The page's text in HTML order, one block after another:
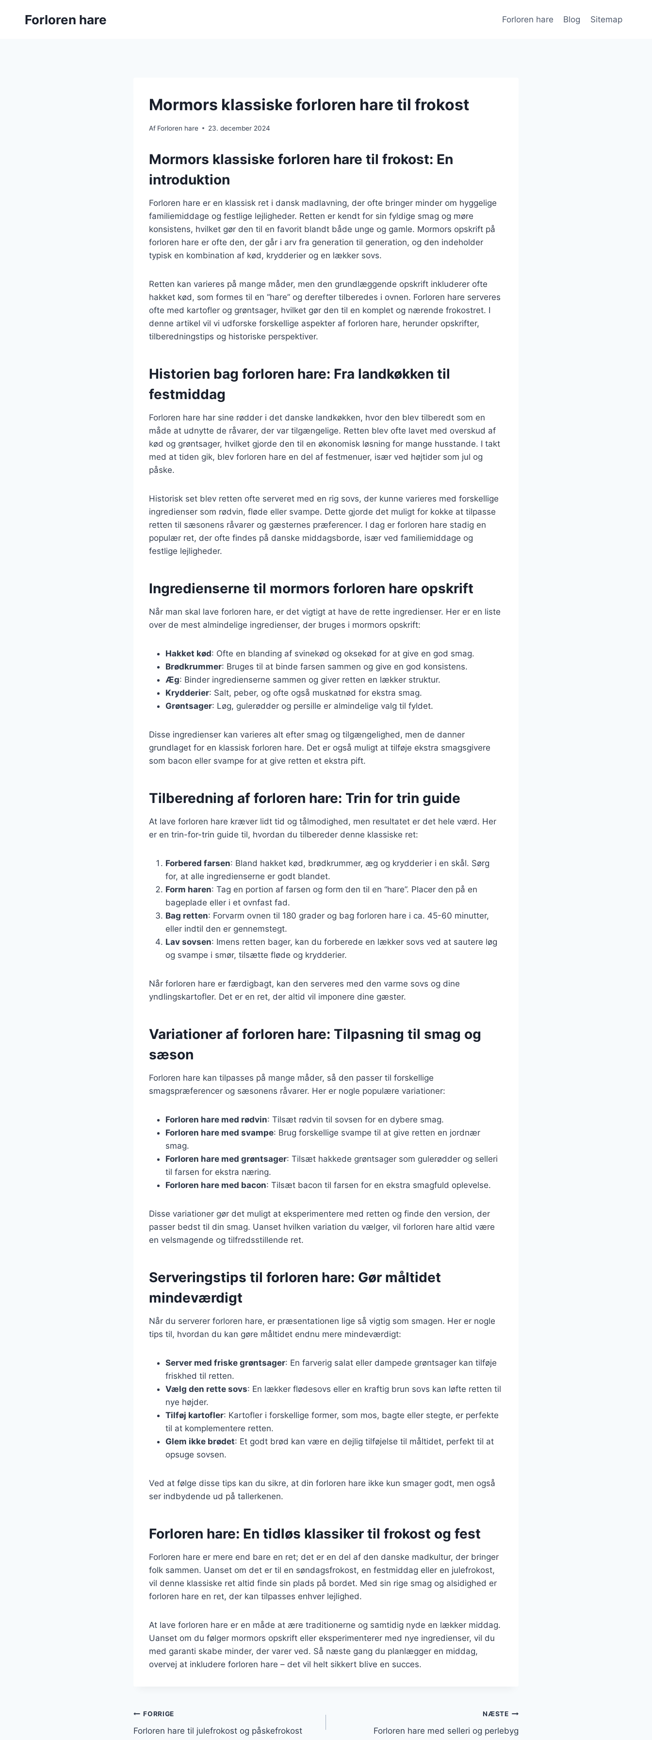
Forloren hare Forloren hare Blog Sitemap
Mormors klassiske forloren hare til frokost
Af Forloren hare 23. december 2024
Mormors klassiske forloren hare til frokost: En
introduktion
Forloren hare er en klassisk ret i dansk madlavning, der ofte bringer minder om hyggelige
familiemiddage og festlige lejligheder. Retten er kendt for sin fyldige smag og møre
konsistens, hvilket gør den til en favorit blandt både unge og gamle. Mormors opskrift på
forloren hare er ofte den, der går i arv fra generation til generation, og den indeholder
typisk en kombination af kød, krydderier og en lækker sovs.
Retten kan varieres på mange måder, men den grundlæggende opskrift inkluderer ofte
hakket kød, som formes til en “hare” og derefter tilberedes i ovnen. Forloren hare serveres
ofte med kartofler og grøntsager, hvilket gør den til en komplet og nærende frokostret. I
denne artikel vil vi udforske forskellige aspekter af forloren hare, herunder opskrifter,
tilberedningstips og historiske perspektiver.
Historien bag forloren hare: Fra landkøkken til
festmiddag
Forloren hare har sine rødder i det danske landkøkken, hvor den blev tilberedt som en
måde at udnytte de råvarer, der var tilgængelige. Retten blev ofte lavet med overskud af
kød og grøntsager, hvilket gjorde den til en økonomisk løsning for mange husstande. I takt
med at tiden gik, blev forloren hare en del af festmenuer, især ved højtider som jul og
påske.
Historisk set blev retten ofte serveret med en rig sovs, der kunne varieres med forskellige
ingredienser som rødvin, fløde eller svampe. Dette gjorde det muligt for kokke at tilpasse
retten til sæsonens råvarer og gæsternes præferencer. I dag er forloren hare stadig en
populær ret, der ofte findes på danske middagsborde, især ved familiemiddage og
festlige lejligheder.
Ingredienserne til mormors forloren hare opskrift
Når man skal lave forloren hare, er det vigtigt at have de rette ingredienser. Her er en liste
over de mest almindelige ingredienser, der bruges i mormors opskrift:
Hakket kød: Ofte en blanding af svinekød og oksekød for at give en god smag.
Brødkrummer: Bruges til at binde farsen sammen og give en god konsistens.
Æg: Binder ingredienserne sammen og giver retten en lækker struktur.
Krydderier: Salt, peber, og ofte også muskatnød for ekstra smag.
Grøntsager: Løg, gulerødder og persille er almindelige valg til fyldet.
Disse ingredienser kan varieres alt efter smag og tilgængelighed, men de danner
grundlaget for en klassisk forloren hare. Det er også muligt at tilføje ekstra smagsgivere
som bacon eller svampe for at give retten et ekstra pift.
Tilberedning af forloren hare: Trin for trin guide
At lave forloren hare kræver lidt tid og tålmodighed, men resultatet er det hele værd. Her
er en trin-for-trin guide til, hvordan du tilbereder denne klassiske ret:
Forbered farsen: Bland hakket kød, brødkrummer, æg og krydderier i en skål. Sørg
for, at alle ingredienserne er godt blandet.
Form haren: Tag en portion af farsen og form den til en “hare”. Placer den på en
bageplade eller i et ovnfast fad.
Bag retten: Forvarm ovnen til 180 grader og bag forloren hare i ca. 45-60 minutter,
eller indtil den er gennemstegt.
Lav sovsen: Imens retten bager, kan du forberede en lækker sovs ved at sautere løg
og svampe i smør, tilsætte fløde og krydderier.
Når forloren hare er færdigbagt, kan den serveres med den varme sovs og dine
yndlingskartofler. Det er en ret, der altid vil imponere dine gæster.
Variationer af forloren hare: Tilpasning til smag og
sæson
Forloren hare kan tilpasses på mange måder, så den passer til forskellige
smagspræferencer og sæsonens råvarer. Her er nogle populære variationer:
Forloren hare med rødvin: Tilsæt rødvin til sovsen for en dybere smag.
Forloren hare med svampe: Brug forskellige svampe til at give retten en jordnær
smag.
Forloren hare med grøntsager: Tilsæt hakkede grøntsager som gulerødder og selleri
til farsen for ekstra næring.
Forloren hare med bacon: Tilsæt bacon til farsen for en ekstra smagfuld oplevelse.
Disse variationer gør det muligt at eksperimentere med retten og finde den version, der
passer bedst til din smag. Uanset hvilken variation du vælger, vil forloren hare altid være
en velsmagende og tilfredsstillende ret.
Serveringstips til forloren hare: Gør måltidet
mindeværdigt
Når du serverer forloren hare, er præsentationen lige så vigtig som smagen. Her er nogle
tips til, hvordan du kan gøre måltidet endnu mere mindeværdigt:
Server med friske grøntsager: En farverig salat eller dampede grøntsager kan tilføje
friskhed til retten.
Vælg den rette sovs: En lækker flødesovs eller en kraftig brun sovs kan løfte retten til
nye højder.
Tilføj kartofler: Kartofler i forskellige former, som mos, bagte eller stegte, er perfekte
til at komplementere retten.
Glem ikke brødet: Et godt brød kan være en dejlig tilføjelse til måltidet, perfekt til at
opsuge sovsen.
Ved at følge disse tips kan du sikre, at din forloren hare ikke kun smager godt, men også
ser indbydende ud på tallerkenen.
Forloren hare: En tidløs klassiker til frokost og fest
Forloren hare er mere end bare en ret; det er en del af den danske madkultur, der bringer
folk sammen. Uanset om det er til en søndagsfrokost, en festmiddag eller en julefrokost,
vil denne klassiske ret altid finde sin plads på bordet. Med sin rige smag og alsidighed er
forloren hare en ret, der kan tilpasses enhver lejlighed.
At lave forloren hare er en måde at ære traditionerne og samtidig nyde en lækker middag.
Uanset om du følger mormors opskrift eller eksperimenterer med nye ingredienser, vil du
med garanti skabe minder, der varer ved. Så næste gang du planlægger en middag,
overvej at inkludere forloren hare – det vil helt sikkert blive en succes.
Indlægsnavigation
FORRIGE
Forloren hare til julefrokost og påskefrokost
NÆSTE
Forloren hare med selleri og perlebyg